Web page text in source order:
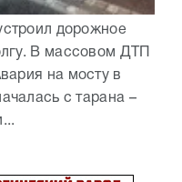
дорожное
В массовом ДТП
на мосту в
с тарана –